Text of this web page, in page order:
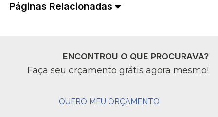
Páginas Relacionadas
ENCONTROU O QUE PROCURAVA?
Faça seu orçamento grátis agora mesmo!
QUERO MEU ORÇAMENTO